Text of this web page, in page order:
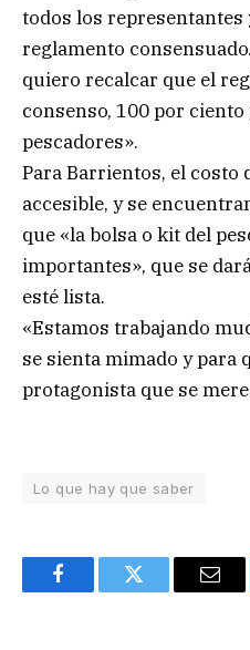
todos los
reglamento
quiero recalcar que el
consenso, 100 por
pescadores».
Para Barrientos, el costo
accesible, y se
que «la bolsa o kit del
importantes», que se
esté lista.
«Estamos trabajando
se sienta mimado y para
protagonista que se
Lo que hay que saber
FacebookTwitter